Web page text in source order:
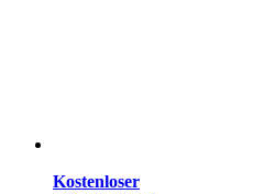
Kostenloser